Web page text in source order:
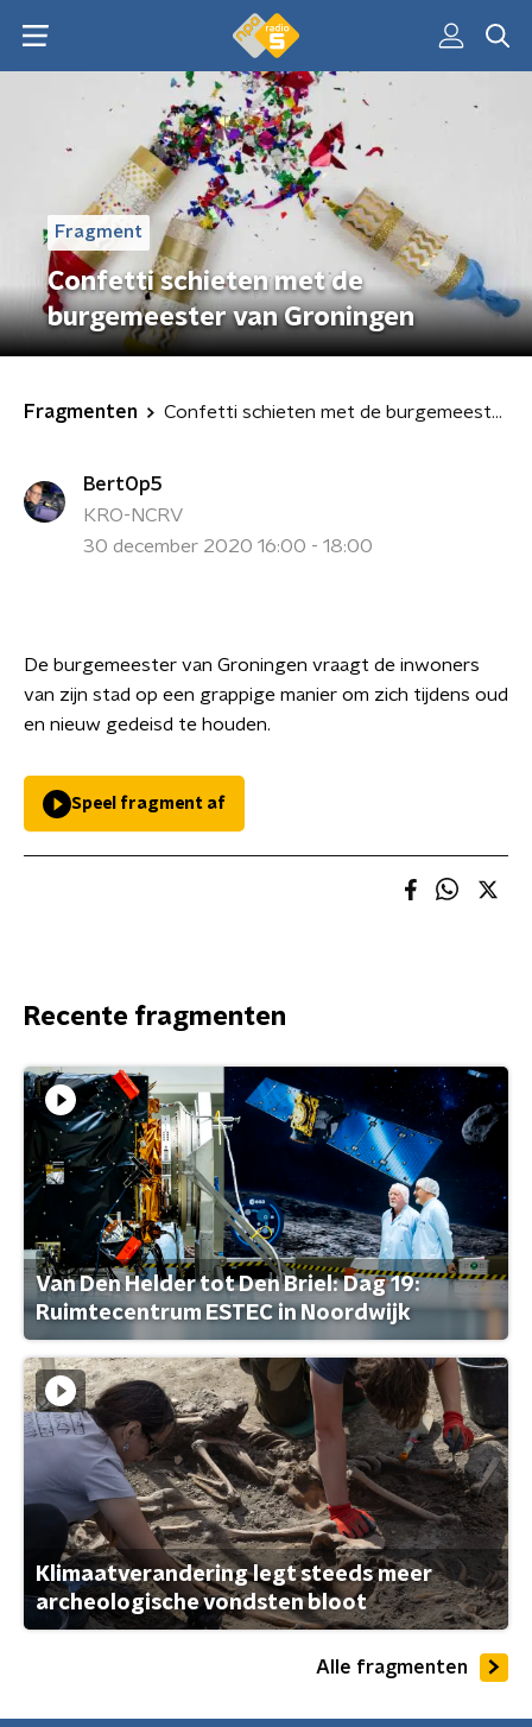
Fragment
Confetti schieten met de
burgemeester van Groningen
Fragmenten Confetti schieten met de burgemeester van Groningen
BertOp5
KRO-NCRV
30 december 2020 16:00 - 18:00
De burgemeester van Groningen vraagt de inwoners
van zijn stad op een grappige manier om zich tijdens oud
en nieuw gedeisd te houden.
Speel fragment af
Recente fragmenten
Van Den Helder tot Den Briel: Dag 19:
Ruimtecentrum ESTEC in Noordwijk
Klimaatverandering legt steeds meer
archeologische vondsten bloot
Alle fragmenten